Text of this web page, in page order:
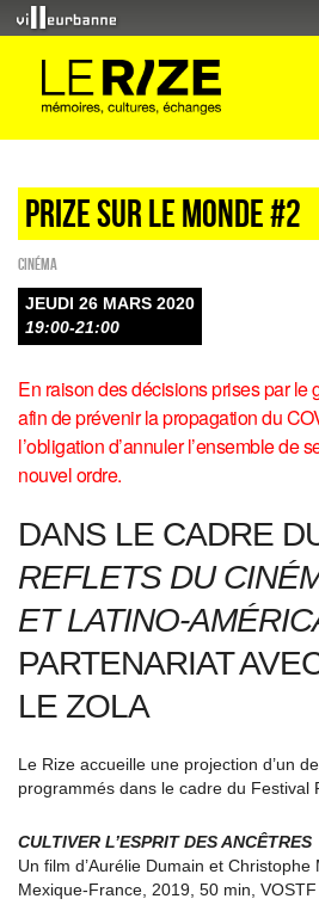
Prize sur le monde #2
Cinéma
JEUDI 26 MARS 2020
19:00-21:00
En raison des décisions prises par le
afin de prévenir la propagation du
l’obligation d’annuler l’ensemble de
nouvel ordre.
DANS LE CADRE
REFLETS DU
ET LATINO-
PARTENARIAT
LE ZOLA
Le Rize accueille une projection d’un
programmés dans le cadre du Festival
CULTIVER L’ESPRIT DES ANCÊTRES
Un film d’Aurélie Dumain et Christophe
Mexique-France, 2019, 50 min, VOSTF